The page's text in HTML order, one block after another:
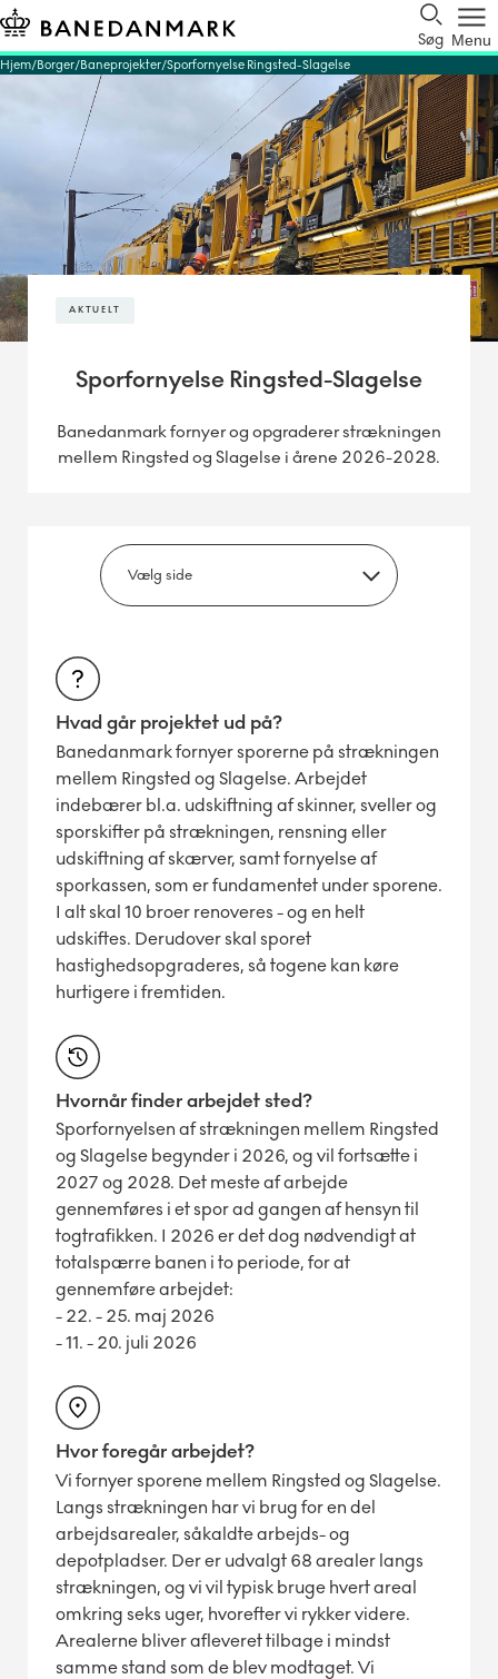
Søg Menu
Hjem Borger Baneprojekter Sporfornyelse Ringsted-Slagelse
AKTUELT
Sporfornyelse Ringsted-Slagelse
Banedanmark fornyer og opgraderer strækningen
mellem Ringsted og Slagelse i årene 2026-2028.
Hvad går projektet ud på?
Banedanmark fornyer sporerne på strækningen
mellem Ringsted og Slagelse. Arbejdet
indebærer bl.a. udskiftning af skinner, sveller og
sporskifter på strækningen, rensning eller
udskiftning af skærver, samt fornyelse af
sporkassen, som er fundamentet under sporene.
I alt skal 10 broer renoveres - og en helt
udskiftes. Derudover skal sporet
hastighedsopgraderes, så togene kan køre
hurtigere i fremtiden.
Hvornår finder arbejdet sted?
Sporfornyelsen af strækningen mellem Ringsted
og Slagelse begynder i 2026, og vil fortsætte i
2027 og 2028. Det meste af arbejde
gennemføres i et spor ad gangen af hensyn til
togtrafikken. I 2026 er det dog nødvendigt at
totalspærre banen i to periode, for at
gennemføre arbejdet:
- 22. - 25. maj 2026
- 11. - 20. juli 2026
Hvor foregår arbejdet?
Vi fornyer sporene mellem Ringsted og Slagelse.
Langs strækningen har vi brug for en del
arbejdsarealer, såkaldte arbejds- og
depotpladser. Der er udvalgt 68 arealer langs
strækningen, og vi vil typisk bruge hvert areal
omkring seks uger, hvorefter vi rykker videre.
Arealerne bliver afleveret tilbage i mindst
samme stand som de blev modtaget. Vi